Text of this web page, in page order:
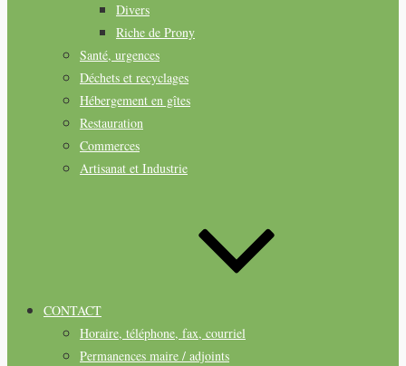
Divers
Riche de Prony
Santé, urgences
Déchets et recyclages
Hébergement en gîtes
Restauration
Commerces
Artisanat et Industrie
CONTACT
Horaire, téléphone, fax, courriel
Permanences maire / adjoints